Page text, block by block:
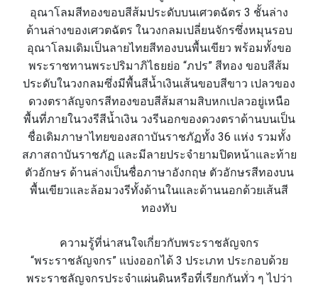
อุณาโลมสีทองขอบสีส้มประดับบนเศวตฉัตร 3 ชั้นล่าง
ด้านล่างของเศวตฉัตร ในวงกลมเปลี่ยนจักรซึ่งหมุนรอบ
อุณาโลมเดิมเป็นลายไทยสีทองบนพื้นเขียว พร้อมทั้งขอ
พระราชทานพระปริมาภิไธยย่อ “ภปร” สีทอง ขอบสีส้ม
ประดับในวงกลมซึ่งมีพื้นสีน้ำเงินเส้นขอบสีขาว เปลวของ
ดวงตราลัญจกรสีทองขอบสีส้มสามสิบหกเปลวอยู่เหนือ
พื้นที่ภายในวงรีสีน้ำเงิน วงรีนอกของดวงตราด้านบนเป็น
ชื่อเดิมภาษาไทยของสถาบันราชภัฏทั้ง 36 แห่ง รวมทั้ง
สภาสถาบันราชภัฏ และมีลายประจำยามปิดหน้าและท้าย
ตัวอักษร ด้านล่างเป็นชื่อภาษาอังกฤษ ตัวอักษรสีทองบน
พื้นเขียวและล้อมวงรีทั้งด้านในและด้านนอกด้วยเส้นสี
ทองทับ
ความรู้ที่น่าสนใจเกี่ยวกับพระราชลัญจกร
“พระราชลัญจกร” แบ่งออกได้ 3 ประเภท ประกอบด้วย
พระราชลัญจกรประจำแผ่นดินหรือที่เรียกกันทั่ว ๆ ไปว่า